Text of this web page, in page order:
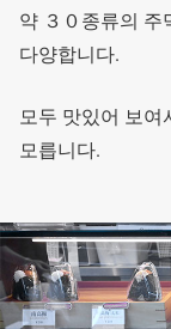
약 ３０종류의 주
다양합니다.
모두 맛있어 보여
모릅니다.